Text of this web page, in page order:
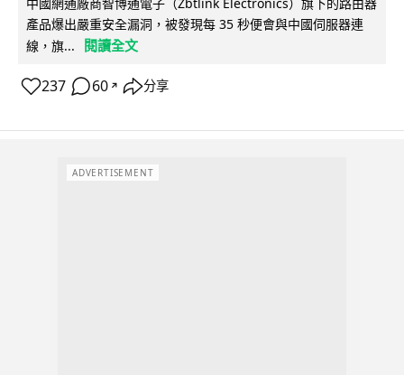
產品爆出嚴重安全漏洞，被發現每 35 秒便會與中國伺服器連
線，旗...
閱讀全文
237 60 ↗ 分享
ADVERTISEMENT